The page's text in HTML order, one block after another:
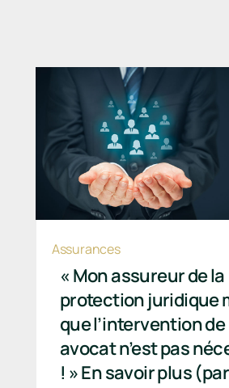
« Mon assureur de la
protection juridique
que l’intervention de
avocat n’est pas
! » En savoir plus
Assurances